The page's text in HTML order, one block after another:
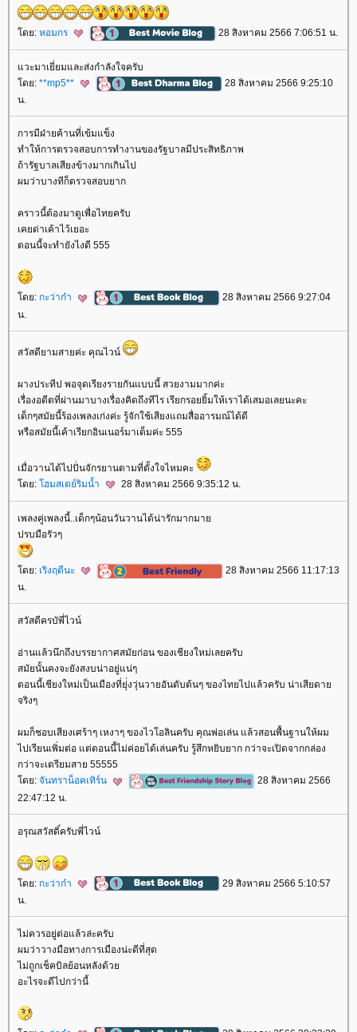
ดย: หอมกร 28 สิงหาคม 2566 7:06:51 น.
วะมาเยี่ยมและส่งกำลังใจครับ
ดย: **mp5**
28 สิงหาคม 2566 9:25:10
น.
การมีฝ่ายค้านที่เข้มแข็ง
ทำให้การตรวจสอบการทำงานของรัฐบาลมีประสิทธิภาพ
ถ้ารัฐบาลเสียงข้างมากเกินไป
ผมว่าบางทีก็ตรวจสอบยาก
คราวนี้ต้องมาดูเพื่อไทยครับ
เคยด่าเค้าไว้เยอะ
ตอนนี้จะทำยังไงดี 555
ดย: กะว่าก๋า
28 สิงหาคม 2566 9:27:04
น.
สวัสดียามสายค่ะ คุณไวน์
ผางประทีป พอจุดเรียงรายกันแบบนี้ สวยงามมากค่ะ
เรื่องอดีตที่ผ่านมาบางเรื่องคิดถึงทีไร เรียกรอยยิ้มให้เราได้เสมอเลยนะคะ
เด็กๆสมัยนี้ร้องเพลงเก่งค่ะ รู้จักใช้เสียงแถมสื่ออารมณ์ได้ดี
หรือสมัยนี้เค้าเรียกอินเนอร์มาเต็มค่ะ 555
เมื่อวานได้ไปปั่นจักรยานตามที่ตั้งใจไหมคะ
ดย: ฮมสเตย์ริมน้ำ 28 สิงหาคม 2566 9:35:12 น.
เพลงคู่เพลงนี้..เด็กๆน้อนวันวานได้น่ารักมากมา
ปรบมือรัวๆ
ดย: เริงฤดีนะ
28 สิงหาคม 2566 11:17:13
น.
สวัสดีครบัพี่ไวน์
อ่านแล้วนึกถึงบรรยากาศสมัยก่อน ของเชียงใหม่เลยครับ
สมัยนั้นคงจะยังสงบน่าอยู่แน่ๆ
ตอนนี้เชียงใหม่เป็นเมืองที่ยุ่่งวุ่นวายอันดับต้นๆ ของไทยไปแล้วครับ น่าเสียดา
จริงๆ
ผมก็ชอบเสียงเศร้าๆ เหงาๆ ของไวโอลินครับ คุณพ่อเล่น แล้วสอนพื้นฐานให้ผม
ไปเรียนเพิ่มต่อ แต่ตอนนี้ไม่ค่อยได้เล่นครับ รู้สึกหยิบยาก กว่าจะเปิดจากกล่อง
กว่าจะเตรียมสาย 55555
ดย: จันทราน็อคเทิร์น
28 สิงหาคม 2566
22:47:12 น.
อรุณสวัสดิ์ครับพี่ไวน์
ดย: กะว่าก๋า
29 สิงหาคม 2566 5:10:57
น.
ไม่ควรอยู่ต่อแล้วล่ะครับ
ผมว่าวางมือทางการเมืองน่ะดีที่สุด
ไม่ถูกเช็คบิลย้อนหลังด้ว
อะไรจะดีไปกว่านี้